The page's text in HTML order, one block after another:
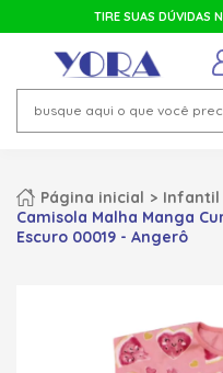
TIRE SUAS DÚVIDAS
Página inicial Infantil
Camisola Malha Manga
Escuro 00019 - Angerô